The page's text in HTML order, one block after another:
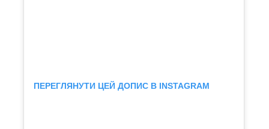
ПЕРЕГЛЯНУТИ ЦЕЙ ДОПИС В INSTAGRAM